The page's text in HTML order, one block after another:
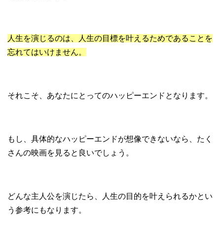
人生を演じるのは、人生の目標を叶えるためであることを
忘れてはいけません。
それこそ、あなたにとってのハッピーエンドとなります。
もし、具体的なハッピーエンドが想像できないなら、たく
さんの映画を見ると良いでしょう。
どんな主人公を演じたら、人生の目的を叶えられるかとい
う参考にもなります。